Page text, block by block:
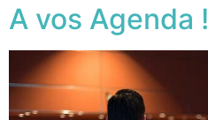
A vos Agenda !